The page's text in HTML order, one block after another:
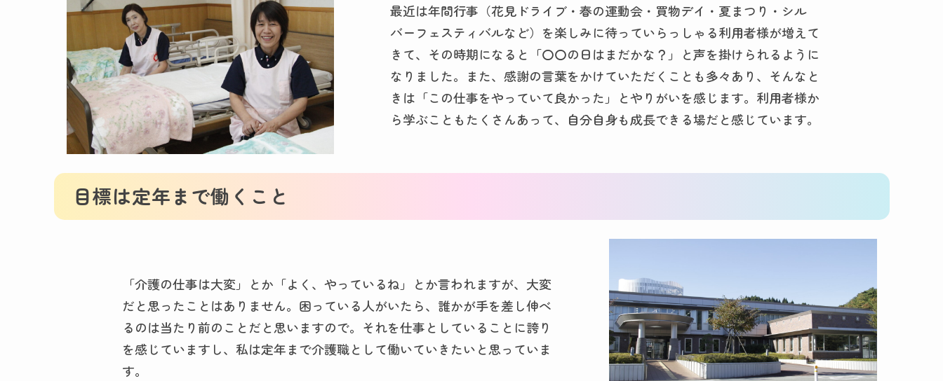
最近は年間行事（花見ドライブ・春の運動会・買物デイ・夏まつり・シル
バーフェスティバルなど）を楽しみに待っていらっしゃる利用者様が増えて
きて、その時期になると「〇〇の日はまだかな？」と声を掛けられるように
なりました。また、感謝の言葉をかけていただくことも多々あり、そんなと
きは「この仕事をやっていて良かった」とやりがいを感じます。利用者様か
ら学ぶこともたくさんあって、自分自身も成長できる場だと感じています。
目標は定年まで働くこと
「介護の仕事は大変」とか「よく、やっているね」とか言われますが、大変
だと思ったことはありません。困っている人がいたら、誰かが手を差し伸べ
るのは当たり前のことだと思いますので。それを仕事としていることに誇り
を感じていますし、私は定年まで介護職として働いていきたいと思っていま
す。